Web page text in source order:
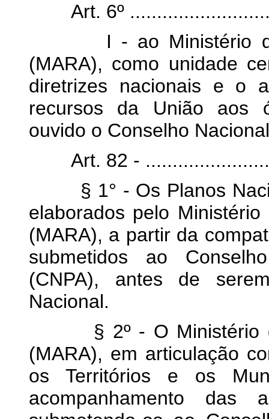
Art. 6º
I - ao Ministério da
(MARA), como unidade
diretrizes nacionais e o
recursos da União aos
ouvido o Conselho
Art. 82 -
§ 1° - Os Planos
elaborados pelo
(MARA), a partir da
submetidos ao
(CNPA), antes de
Nacional.
§ 2º - O Ministério da
(MARA), em articulação
os Territórios e os
acompanhamento das